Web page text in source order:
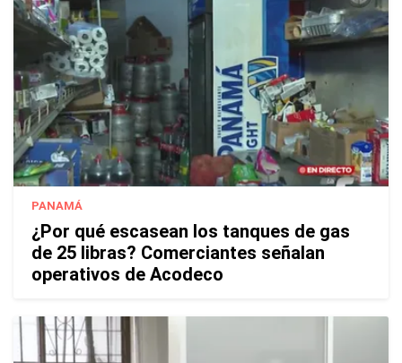
PANAMÁ
¿Por qué escasean los tanques de gas
de 25 libras? Comerciantes señalan
operativos de Acodeco